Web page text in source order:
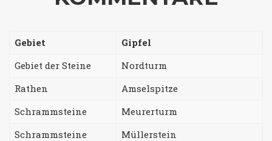
Gebiet
Gipfel
Gebiet der Steine
Nordturm
Rathen
Amselspitze
Schrammsteine
Meurerturm
Schrammsteine
Müllerstein